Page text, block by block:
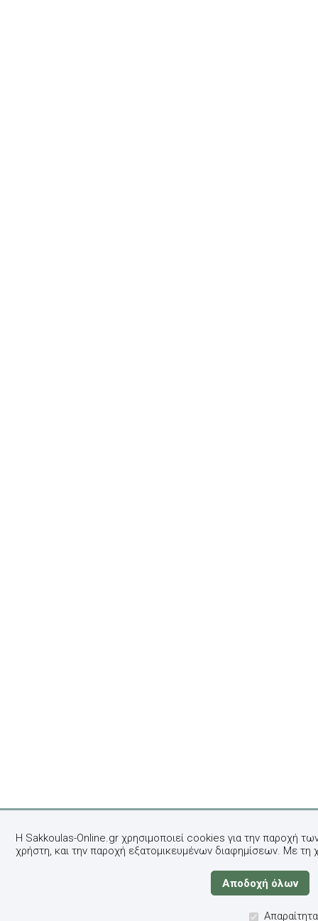
Η Sakkoulas-Online.gr χρησιμοποιεί cookies για την παροχή
χρήστη, και την παροχή εξατομικευμένων διαφημίσεων. Με